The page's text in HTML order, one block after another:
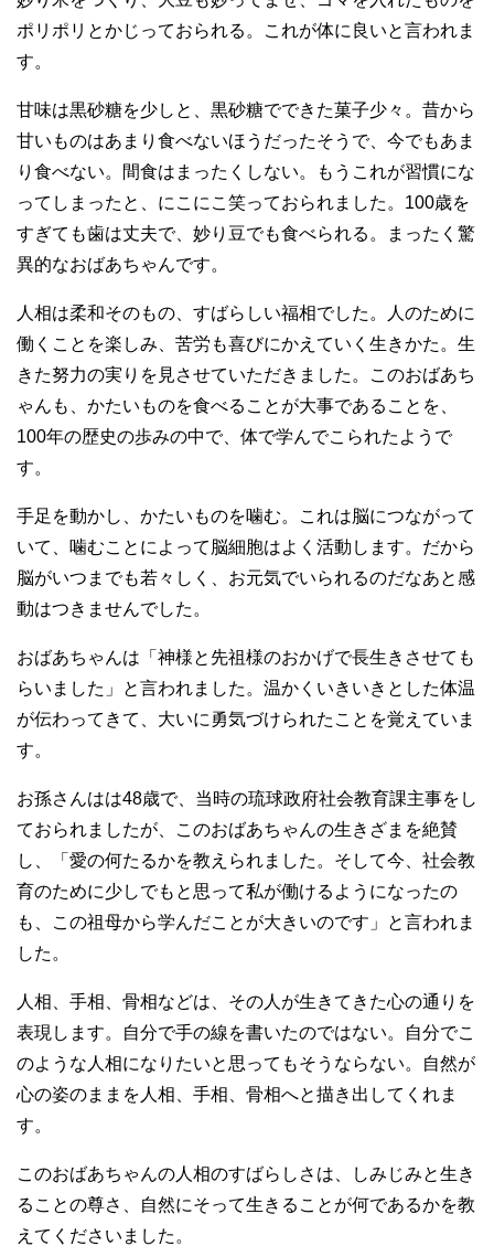
ポリポリとかじっておられる。これが体に良いと言われま
す。
甘味は黒砂糖を少しと、黒砂糖でできた菓子少々。昔から
甘いものはあまり食べないほうだったそうで、今でもあま
り食べない。間食はまったくしない。もうこれが習慣にな
ってしまったと、にこにこ笑っておられました。100歳を
すぎても歯は丈夫で、妙り豆でも食べられる。まったく驚
異的なおばあちゃんです。
人相は柔和そのもの、すばらしい福相でした。人のために
働くことを楽しみ、苦労も喜びにかえていく生きかた。生
きた努力の実りを見させていただきました。このおばあち
ゃんも、かたいものを食べることが大事であることを、
100年の歴史の歩みの中で、体で学んでこられたようで
す。
手足を動かし、かたいものを噛む。これは脳につながって
いて、噛むことによって脳細胞はよく活動します。だから
脳がいつまでも若々しく、お元気でいられるのだなあと感
動はつきませんでした。
おばあちゃんは「神様と先祖様のおかげで長生きさせても
らいました」と言われました。温かくいきいきとした体温
が伝わってきて、大いに勇気づけられたことを覚えていま
す。
お孫さんはは48歳で、当時の琉球政府社会教育課主事をし
ておられましたが、このおばあちゃんの生きざまを絶賛
し、「愛の何たるかを教えられました。そして今、社会教
育のために少しでもと思って私が働けるようになったの
も、この祖母から学んだことが大きいのです」と言われま
した。
人相、手相、骨相などは、その人が生きてきた心の通りを
表現します。自分で手の線を書いたのではない。自分でこ
のような人相になりたいと思ってもそうならない。自然が
心の姿のままを人相、手相、骨相へと描き出してくれま
す。
このおばあちゃんの人相のすばらしさは、しみじみと生き
ることの尊さ、自然にそって生きることが何であるかを教
えてくださいました。